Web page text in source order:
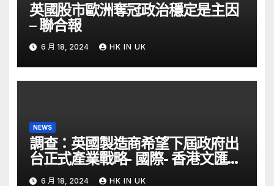
英國股市歐洲奪冠政治穩定是主因
– 聯合報
6 月 18, 2024 HK IN UK
NEWS
調查：英國製造商希望下屆政府出
台正式產業戰略- 國際- 香港文匯網
– 文匯報
6 月 18, 2024 HK IN UK